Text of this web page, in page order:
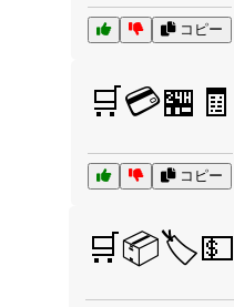
コピー
🛒💳🏪🧾
コピー
🛒📦🏷️💵